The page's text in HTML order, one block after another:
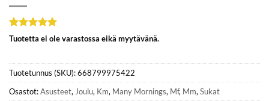
Arvio5
1
asiakkaan
arvotukseen.
Tuotetta ei ole varastossa eikä myytävänä.
Tuotetunnus (SKU):668799975422
Osastot:Asusteet,Joulu, Km, Many Mornings, Mf, Mm,Sukat